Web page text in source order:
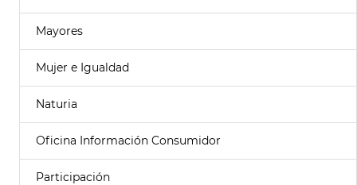
Mayores
Mujer e Igualdad
Naturia
Oficina Información Consumidor
Participación